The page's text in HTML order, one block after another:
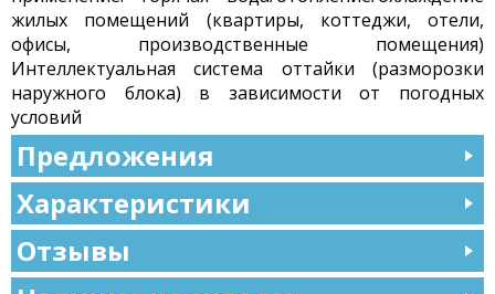
жилых помещений (квартиры, коттеджи, отели,
офисы, производственные помещения)
Интеллектуальная система оттайки (разморозки
наружного блока) в зависимости от погодных
условий
Предложения
Характеристики
Отзывы